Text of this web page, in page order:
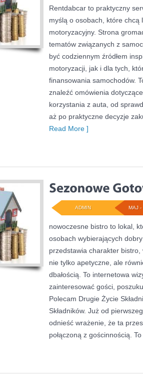
Rentdabcar to praktyczny
myślą o osobach, które chcą
motoryzacyjny. Strona
tematów związanych z
być codziennym źródłem
motoryzacji, jak i dla tych,
finansowania samochodów.
znaleźć omówienia
korzystania z auta, od
aż po praktyczne decyzje
Read More ]
MAJ -
ADMIN
nowoczesne bistro to lokal,
osobach wybierających
przedstawia charakter
nie tylko apetyczne, ale
dbałością. To internetowa
zainteresować gości,
Polecam Drugie Życie
Składników. Już od
odnieść wrażenie, że ta
połączoną z gościnnością.